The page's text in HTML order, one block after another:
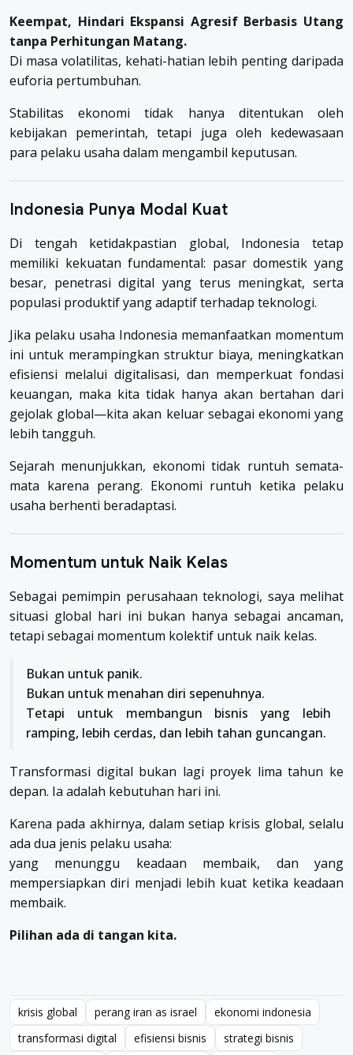
Keempat, Hindari Ekspansi Agresif Berbasis Utang
tanpa Perhitungan Matang.
Di masa volatilitas, kehati-hatian lebih penting daripada
euforia pertumbuhan.
Stabilitas ekonomi tidak hanya ditentukan oleh
kebijakan pemerintah, tetapi juga oleh kedewasaan
para pelaku usaha dalam mengambil keputusan.
Indonesia Punya Modal Kuat
Di tengah ketidakpastian global, Indonesia tetap
memiliki kekuatan fundamental: pasar domestik yang
besar, penetrasi digital yang terus meningkat, serta
populasi produktif yang adaptif terhadap teknologi.
Jika pelaku usaha Indonesia memanfaatkan momentum
ini untuk merampingkan struktur biaya, meningkatkan
efisiensi melalui digitalisasi, dan memperkuat fondasi
keuangan, maka kita tidak hanya akan bertahan dari
gejolak global—kita akan keluar sebagai ekonomi yang
lebih tangguh.
Sejarah menunjukkan, ekonomi tidak runtuh semata-
mata karena perang. Ekonomi runtuh ketika pelaku
usaha berhenti beradaptasi.
Momentum untuk Naik Kelas
Sebagai pemimpin perusahaan teknologi, saya melihat
situasi global hari ini bukan hanya sebagai ancaman,
tetapi sebagai momentum kolektif untuk naik kelas.
Bukan untuk panik.
Bukan untuk menahan diri sepenuhnya.
Tetapi untuk membangun bisnis yang lebih
ramping, lebih cerdas, dan lebih tahan guncangan.
Transformasi digital bukan lagi proyek lima tahun ke
depan. Ia adalah kebutuhan hari ini.
Karena pada akhirnya, dalam setiap krisis global, selalu
ada dua jenis pelaku usaha:
yang menunggu keadaan membaik, dan yang
mempersiapkan diri menjadi lebih kuat ketika keadaan
membaik.
Pilihan ada di tangan kita.
krisis global perang iran as israel
ekonomi indonesia
transformasi digital
efisiensi bisnis
strategi bisnis